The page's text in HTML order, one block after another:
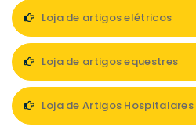
Loja de artigos elétricos
Loja de artigos equestres
Loja de Artigos Hospitalares